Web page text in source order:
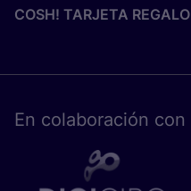
COSH! TARJETA REGALO
En cola­bo­ra­ción con